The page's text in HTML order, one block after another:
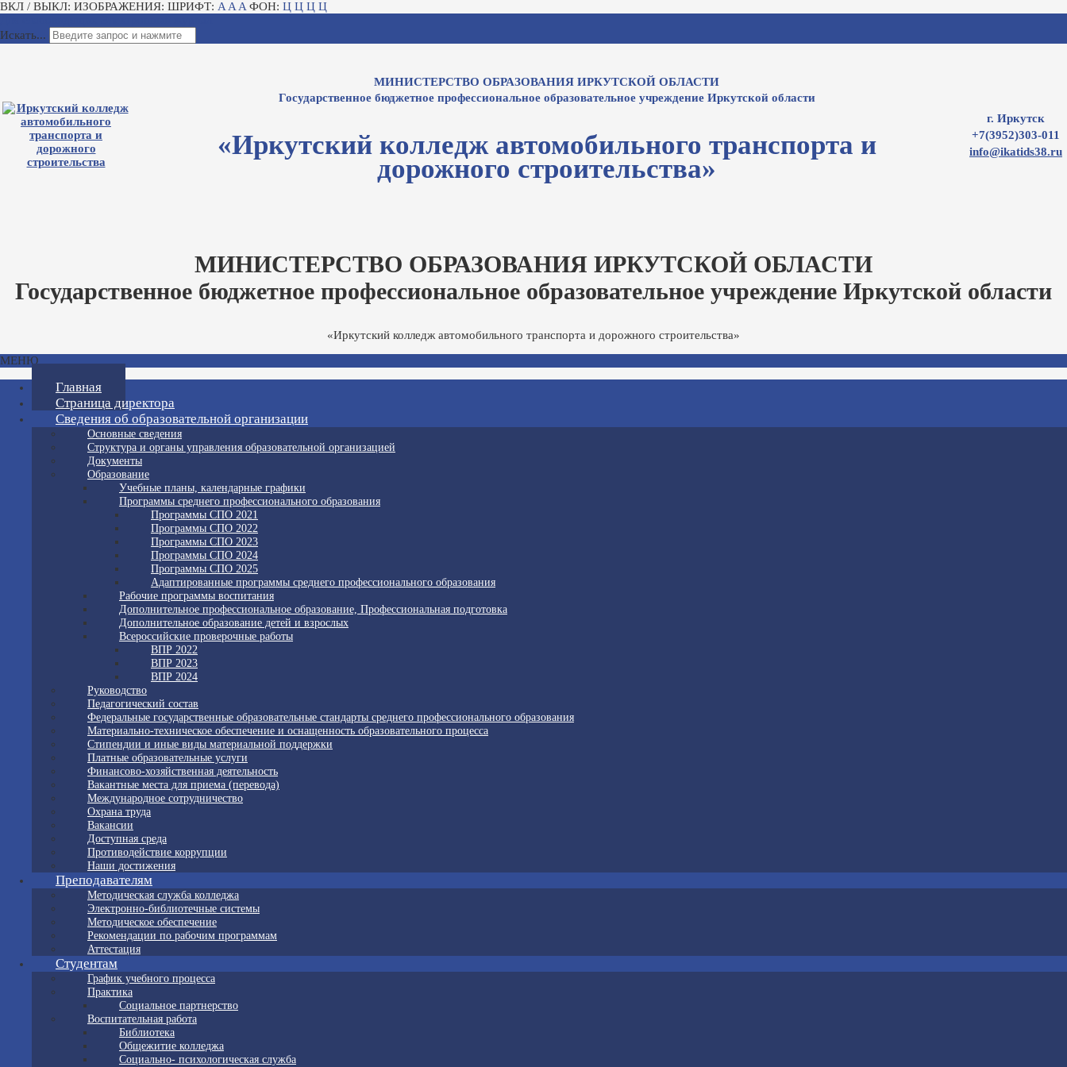
ВКЛ / ВЫКЛ: ИЗОБРАЖЕНИЯ: ШРИФТ: A A A ФОН: Ц Ц Ц Ц
Искать...
МИНИСТЕРСТВО ОБРАЗОВАНИЯ ИРКУТСКОЙ ОБЛАСТИ
Государственное бюджетное профессиональное образовательное учреждение Иркутской области
«Иркутский колледж автомобильного транспорта и
дорожного строительства»
г. Иркутск
+7(3952)303-011
info@ikatids38.ru
МИНИСТЕРСТВО ОБРАЗОВАНИЯ ИРКУТСКОЙ ОБЛАСТИ
Государственное бюджетное профессиональное образовательное учреждение Иркутской области
«Иркутский колледж автомобильного транспорта и дорожного строительства»
МЕНЮ
Главная
Страница директора
Сведения об образовательной организации
Основные сведения
Структура и органы управления образовательной организацией
Документы
Образование
Учебные планы, календарные графики
Программы среднего профессионального образования
Программы СПО 2021
Программы СПО 2022
Программы СПО 2023
Программы СПО 2024
Программы СПО 2025
Адаптированные программы среднего профессионального образования
Рабочие программы воспитания
Дополнительное профессиональное образование, Профессиональная подготовка
Дополнительное образование детей и взрослых
Всероссийские проверочные работы
ВПР 2022
ВПР 2023
ВПР 2024
Руководство
Педагогический состав
Федеральные государственные образовательные стандарты среднего профессионального образования
Материально-техническое обеспечение и оснащенность образовательного процесса
Стипендии и иные виды материальной поддержки
Платные образовательные услуги
Финансово-хозяйственная деятельность
Вакантные места для приема (перевода)
Международное сотрудничество
Охрана труда
Вакансии
Доступная среда
Противодействие коррупции
Наши достижения
Преподавателям
Методическая служба колледжа
Электронно-библиотечные системы
Методическое обеспечение
Рекомендации по рабочим программам
Аттестация
Студентам
График учебного процесса
Практика
Социальное партнерство
Воспитательная работа
Библиотека
Общежитие колледжа
Социально- психологическая служба